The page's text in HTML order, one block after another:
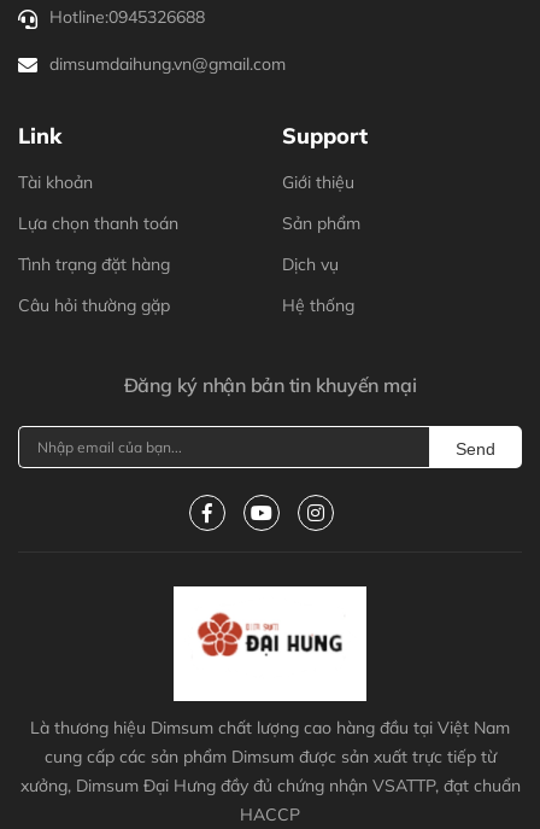
Hotline:0945326688
dimsumdaihung.vn@gmail.com
Link
Tài khoản
Lựa chọn thanh toán
Tình trạng đặt hàng
Câu hỏi thường gặp
Support
Giới thiệu
Sản phẩm
Dịch vụ
Hệ thống
Đăng ký nhận bản tin khuyến mại
Send
Là thương hiệu Dimsum chất lượng cao hàng đầu tại Việt Nam
cung cấp các sản phẩm Dimsum được sản xuất trực tiếp từ
xưởng, Dimsum Đại Hưng đầy đủ chứng nhận VSATTP, đạt chuẩn
HACCP